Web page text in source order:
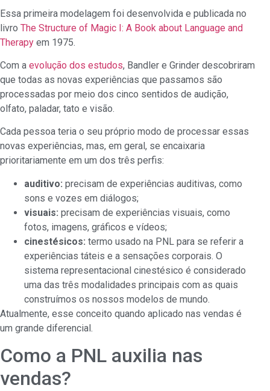
Essa primeira modelagem foi desenvolvida e publicada no
livro The Structure of Magic I: A Book about Language and
Therapy em 1975.
Com a evolução dos estudos, Bandler e Grinder descobriram
que todas as novas experiências que passamos são
processadas por meio dos cinco sentidos de audição,
olfato, paladar, tato e visão.
Cada pessoa teria o seu próprio modo de processar essas
novas experiências, mas, em geral, se encaixaria
prioritariamente em um dos três perfis:
auditivo: precisam de experiências auditivas, como
sons e vozes em diálogos;
visuais: precisam de experiências visuais, como
fotos, imagens, gráficos e vídeos;
cinestésicos: termo usado na PNL para se referir a
experiências táteis e a sensações corporais. O
sistema representacional cinestésico é considerado
uma das três modalidades principais com as quais
construímos os nossos modelos de mundo.
Atualmente, esse conceito quando aplicado nas vendas é
um grande diferencial.
Como a PNL auxilia nas
vendas?